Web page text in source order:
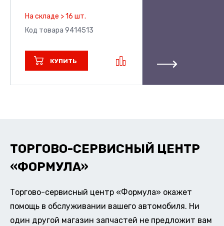
На складе > 16 шт.
Код товара 9414513
КУПИТЬ
ТОРГОВО-СЕРВИСНЫЙ ЦЕНТР
«ФОРМУЛА»
Торгово-сервисный центр «Формула» окажет
помощь в обслуживании вашего автомобиля. Ни
один другой магазин запчастей не предложит вам